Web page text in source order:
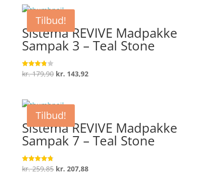
Tilbud!
Sistema REVIVE Madpakke
Sampak 3 – Teal Stone
Vurderet
3.8
kr.179,90 Den
var:
kr. 179,90.
kr. 143,92Den
Tilbud!
Sistema REVIVE Madpakke
Sampak 7 – Teal Stone
Vurderet
4.8
kr.259,85 Den
kr. 207,88Den